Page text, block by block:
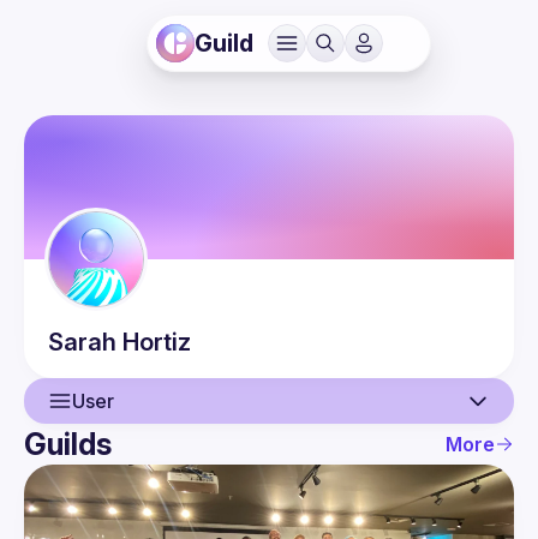
Guild
Sarah Hortiz
User
User
Events
Guilds More